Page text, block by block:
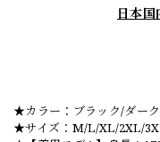
日本
★カラー：ブラック/ダー
★サイズ：M/L/XL/2XL/